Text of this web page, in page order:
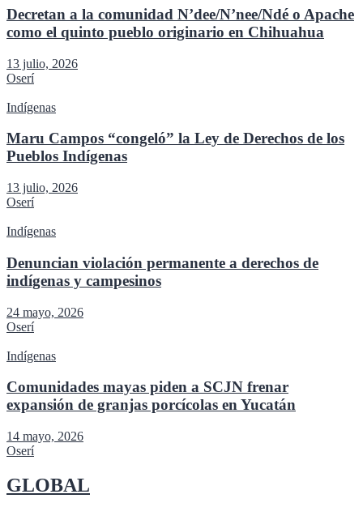
Decretan a la comunidad N’dee/N’nee/Ndé o Apache
como el quinto pueblo originario en Chihuahua
13 julio, 2026
Oserí
Indígenas
Maru Campos “congeló” la Ley de Derechos de los
Pueblos Indígenas
13 julio, 2026
Oserí
Indígenas
Denuncian violación permanente a derechos de
indígenas y campesinos
24 mayo, 2026
Oserí
Indígenas
Comunidades mayas piden a SCJN frenar
expansión de granjas porcícolas en Yucatán
14 mayo, 2026
Oserí
GLOBAL